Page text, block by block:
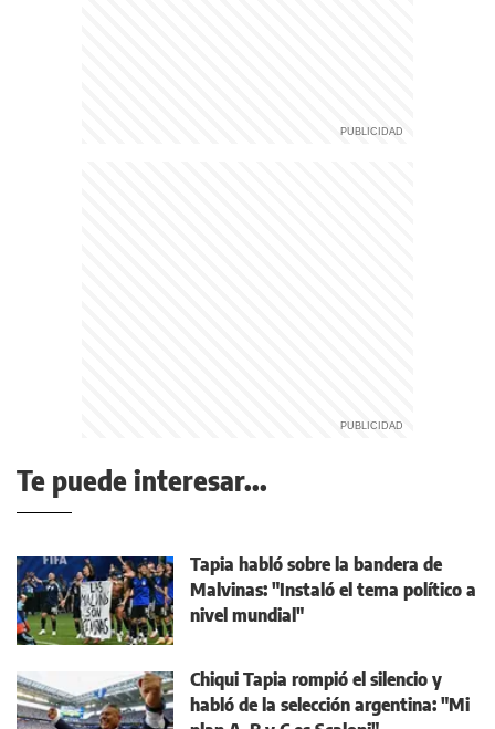
Te puede interesar...
Tapia habló sobre la bandera de
Malvinas: "Instaló el tema político a
nivel mundial"
Chiqui Tapia rompió el silencio y
habló de la selección argentina: "Mi